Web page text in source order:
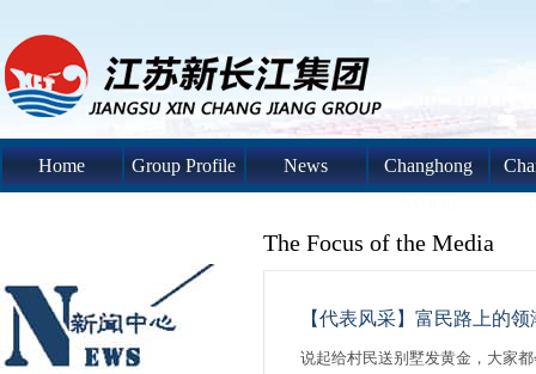
Home Group Profile News
Changhong
The Focus of the Media
【代表风采】富民路上的
说起给村民送别墅发黄金，大家